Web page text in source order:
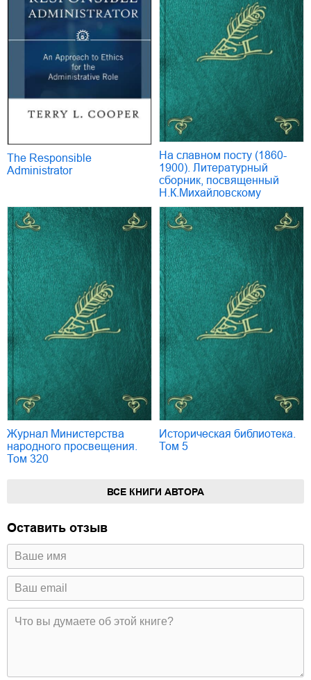
The Responsible
Administrator
На славном посту (1860-
1900). Литературный
сборник, посвященный
Н.К.Михайловскому
Журнал Министерства
народного просвещения.
Том 320
Историческая библиотека.
Том 5
ВСЕ КНИГИ АВТОРА
Оставить отзыв